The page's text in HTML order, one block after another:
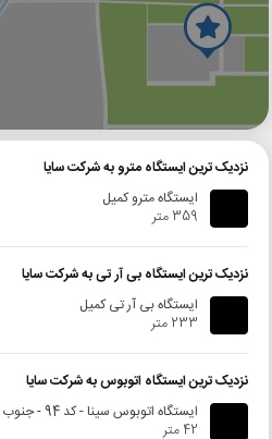
گوگل
نزدیک ترین ایستگاه مترو به شرکت سایا
ایستگاه مترو کمیل
359 متر
نزدیک ترین ایستگاه بی آر تی به شرکت سایا
ایستگاه بی آر تی کمیل
233 متر
نزدیک ترین ایستگاه اتوبوس به شرکت سایا
ایستگاه اتوبوس سینا - کد 94 - جنوب به شمال
42 متر